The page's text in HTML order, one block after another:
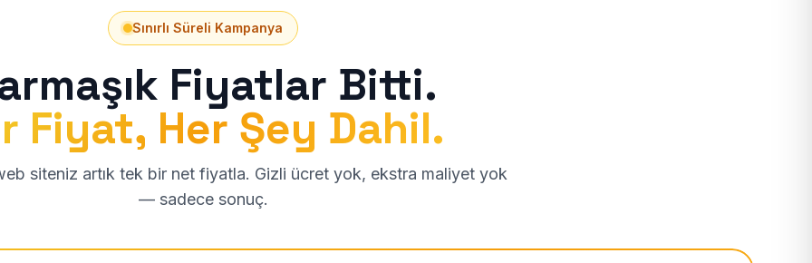
Sınırlı Süreli Kampanya
Fiyatlar Bitti.
Fiyat, Her Şey Dahil.
siteniz artık tek bir net fiyatla. Gizli ücret yok, ekstra maliyet yok
— sadece sonuç.